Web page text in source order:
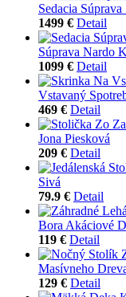
Sedacia
1499 € Detail
Súprava Nardo
1099 € Detail
Vstavaný
469 € Detail
Jona Piesková
209 € Detail
Sivá
79.9 € Detail
Bora Akáciové
119 € Detail
Masívneho
129 € Detail